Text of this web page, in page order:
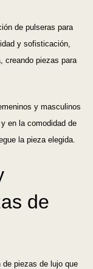
de pulseras para
y sofisticación,
creando piezas para
y masculinos
en la comodidad de
la pieza elegida.
de
piezas de lujo que